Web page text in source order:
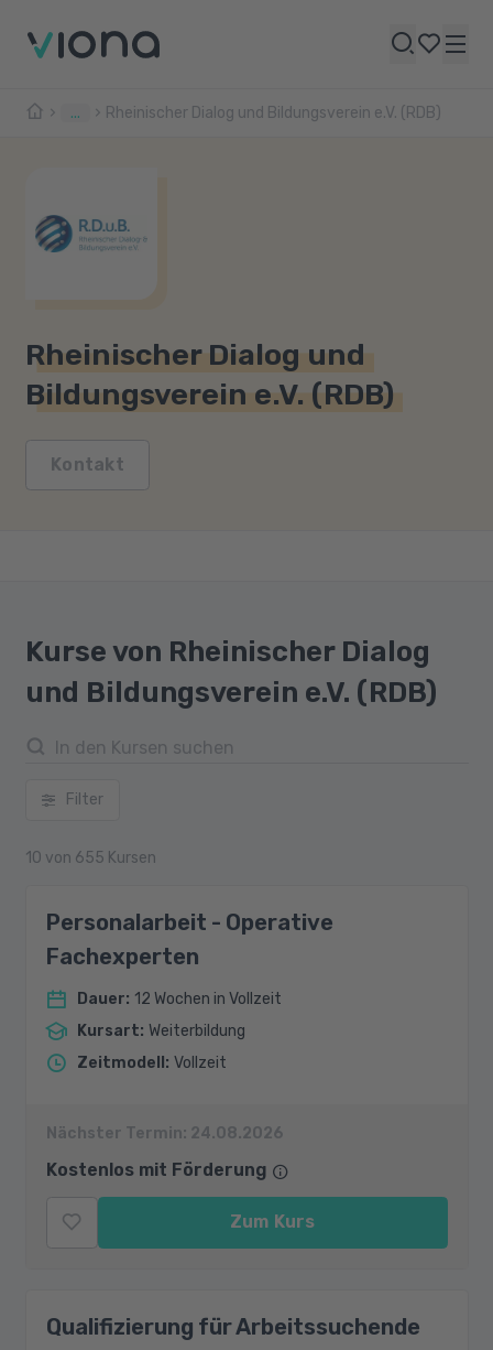
... Rheinischer Dialog und Bildungsverein e.V. (RDB)
Rheinischer Dialog und
Bildungsverein e.V. (RDB)
Kontakt
Kurse von Rheinischer Dialog
und Bildungsverein e.V. (RDB)
Filter
10 von 655 Kursen
Personalarbeit - Operative
Fachexperten
Dauer: 12 Wochen in Vollzeit
Kursart: Weiterbildung
Zeitmodell : Vollzeit
Nächster Termin: 24.08.2026
Kostenlos mit Förderung
Zum Kurs
Qualifizierung für Arbeitssuchende